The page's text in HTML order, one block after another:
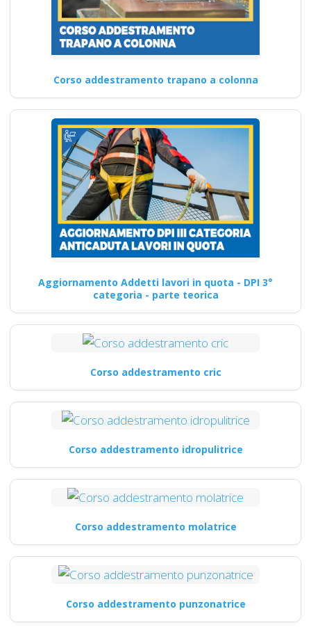
Corso addestramento trapano a colonna
Aggiornamento Addetti lavori in quota - DPI 3°
categoria - parte teorica
Corso addestramento cric
Corso addestramento idropulitrice
Corso addestramento molatrice
Corso addestramento punzonatrice